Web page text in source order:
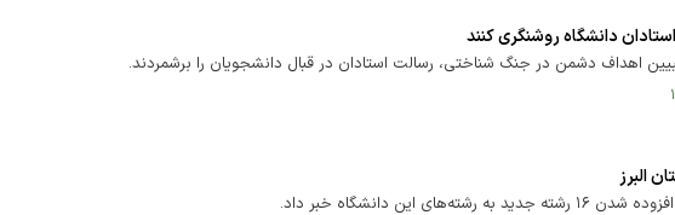
دانشگاه روشنگری کنند
اهداف دشمن در جنگ شناختی، رسالت استادان در قبال دانشجویان را برشمردند.
این دانشگاه خبر داد.